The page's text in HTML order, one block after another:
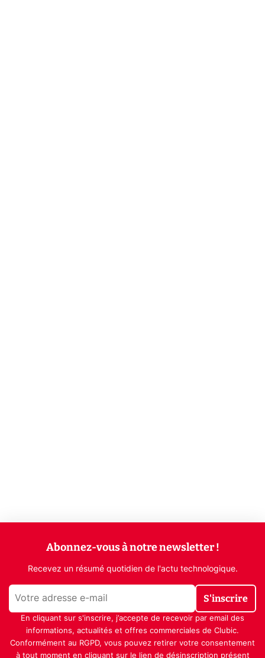
Abonnez-vous à notre newsletter !
Recevez un résumé quotidien de l'actu technologique.
S'inscrire
En cliquant sur s'inscrire, j’accepte de recevoir par email des
informations, actualités et offres commerciales de Clubic.
Conformément au RGPD, vous pouvez retirer votre consentement
à tout moment en cliquant sur le lien de désinscription présent